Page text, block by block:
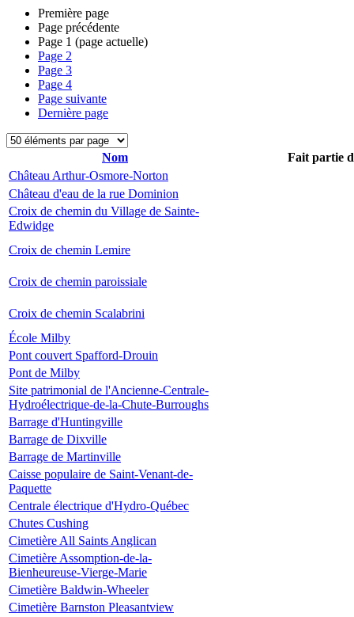
Première page
Page précédente
Page 1 (page actuelle)
Page 2
Page 3
Page 4
Page suivante
Dernière page
Nom
Fait partie
Château Arthur-Osmore-Norton
Château d'eau de la rue Dominion
Croix de chemin du Village de Sainte-
Edwidge
Croix de chemin Lemire
Croix de chemin paroissiale
Croix de chemin Scalabrini
École Milby
Pont couvert Spafford-Drouin
Pont de Milby
Site patrimonial de l'Ancienne-Centrale-
Hydroélectrique-de-la-Chute-Burroughs
Barrage d'Huntingville
Barrage de Dixville
Barrage de Martinville
Caisse populaire de Saint-Venant-de-
Paquette
Centrale électrique d'Hydro-Québec
Chutes Cushing
Cimetière All Saints Anglican
Cimetière Assomption-de-la-
Bienheureuse-Vierge-Marie
Cimetière Baldwin-Wheeler
Cimetière Barnston Pleasantview